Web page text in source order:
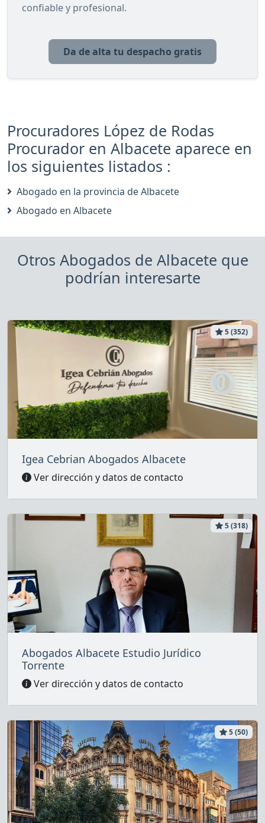
confiable y profesional.
Da de alta tu despacho gratis
Procuradores López de Rodas
Procurador en Albacete aparece en
los siguientes listados :
Abogado en la provincia de Albacete
Abogado en Albacete
Otros Abogados de Albacete que
podrían interesarte
5 (352)
Igea Cebrian Abogados Albacete
Ver dirección y datos de contacto
5 (318)
Abogados Albacete Estudio Jurídico
Torrente
Ver dirección y datos de contacto
5 (50)